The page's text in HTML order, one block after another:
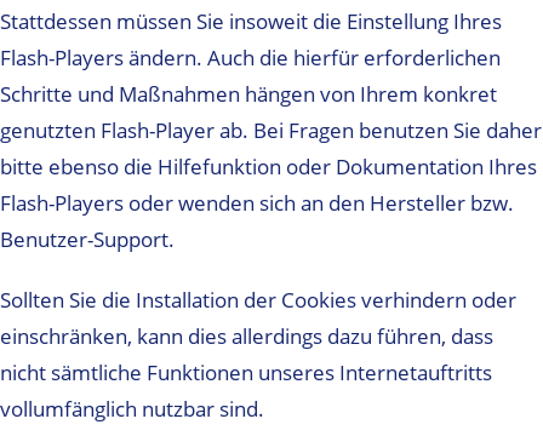
Stattdessen müssen Sie insoweit die Einstellung Ihres
Flash-Players ändern. Auch die hierfür erforderlichen
Schritte und Maßnahmen hängen von Ihrem konkret
genutzten Flash-Player ab. Bei Fragen benutzen Sie daher
bitte ebenso die Hilfefunktion oder Dokumentation Ihres
Flash-Players oder wenden sich an den Hersteller bzw.
Benutzer-Support.
Sollten Sie die Installation der Cookies verhindern oder
einschränken, kann dies allerdings dazu führen, dass
nicht sämtliche Funktionen unseres Internetauftritts
vollumfänglich nutzbar sind.